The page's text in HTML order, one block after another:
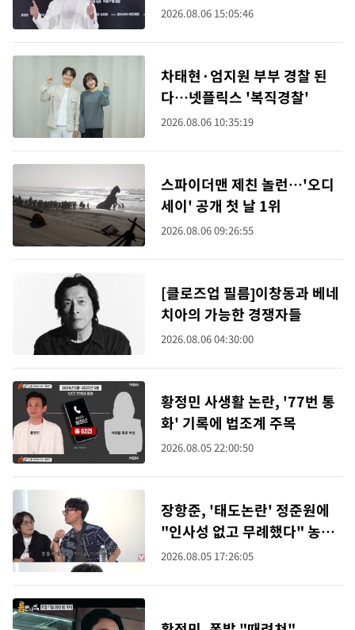
2026.08.06 15:05:46
차태현·엄지원 부부 경찰 된
다…넷플릭스 '복직경찰'
2026.08.06 10:35:19
스파이더맨 제친 놀런…'오디
세이' 공개 첫 날 1위
2026.08.06 09:26:55
[클로즈업 필름]이창동과 베네
치아의 가능한 경쟁자들
2026.08.06 04:30:00
황정민 사생활 논란, '77번 통
화' 기록에 법조계 주목
2026.08.05 22:00:50
장항준, '태도논란' 정준원에
"인사성 없고 무례했다" 농담
재조명
2026.08.05 17:26:05